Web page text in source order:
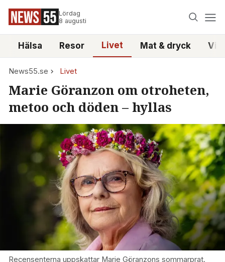
Lördag
8 augusti
Hälsa Resor Livet Mat & dryck
News55.se Livet
Marie Göranzon om otroheten,
metoo och döden – hyllas
Recensenterna uppskattar Marie Göranzons sommarprat.